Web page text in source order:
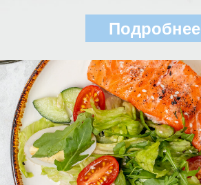
Подробнее